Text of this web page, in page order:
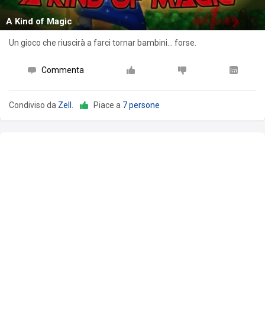
A Kind of Magic
Un gioco che riuscirà a farci tornar bambini... forse.
Commenta
Condiviso da Zell Piace a 7 persone